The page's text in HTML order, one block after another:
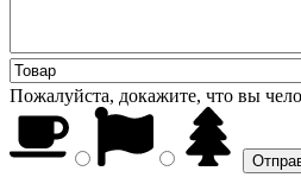
Пожалуйста, докажите, что вы